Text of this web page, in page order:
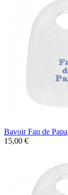
Bavoir Fan de Papa
15,00 €